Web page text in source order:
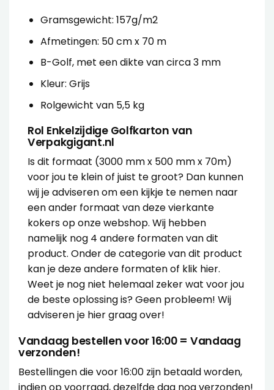
Gramsgewicht: 157g/m2
Afmetingen: 50 cm x 70 m
B-Golf, met een dikte van circa 3 mm
Kleur: Grijs
Rolgewicht van 5,5 kg
Rol Enkelzijdige Golfkarton van
Verpakgigant.nl
Is dit formaat (3000 mm x 500 mm x 70m)
voor jou te klein of juist te groot? Dan kunnen
wij je adviseren om een kijkje te nemen naar
een ander formaat van deze vierkante
kokers op onze webshop. Wij hebben
namelijk nog 4 andere formaten van dit
product. Onder de categorie van dit product
kan je deze andere formaten of klik hier.
Weet je nog niet helemaal zeker wat voor jou
de beste oplossing is? Geen probleem! Wij
adviserenje hier graag over!
Vandaag bestellen voor 16:00 = Vandaag
verzonden!
Bestellingen die voor 16:00 zijn betaald worden,
indien op voorraad, dezelfde dag nog verzonden!